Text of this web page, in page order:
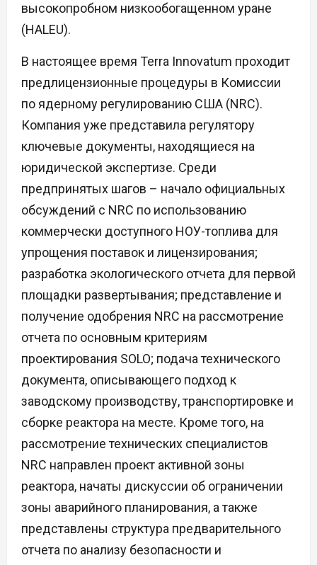
высокопробном низкообогащенном уране
(HALEU).
В настоящее время Terra Innovatum проходит
предлицензионные процедуры в Комиссии
по ядерному регулированию США (NRC).
Компания уже представила регулятору
ключевые документы, находящиеся на
юридической экспертизе. Среди
предпринятых шагов – начало официальных
обсуждений с NRC по использованию
коммерчески доступного НОУ-топлива для
упрощения поставок и лицензирования;
разработка экологического отчета для первой
площадки развертывания; представление и
получение одобрения NRC на рассмотрение
отчета по основным критериям
проектирования SOLO; подача технического
документа, описывающего подход к
заводскому производству, транспортировке и
сборке реактора на месте. Кроме того, на
рассмотрение технических специалистов
NRC направлен проект активной зоны
реактора, начаты дискуссии об ограничении
зоны аварийного планирования, а также
представлены структура предварительного
отчета по анализу безопасности и